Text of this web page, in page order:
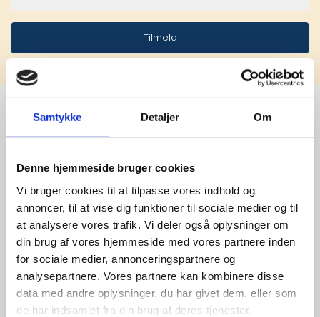
Samtykke Detaljer Om
Denne hjemmeside bruger cookies
Vi bruger cookies til at tilpasse vores indhold og
annoncer, til at vise dig funktioner til sociale medier og til
at analysere vores trafik. Vi deler også oplysninger om
din brug af vores hjemmeside med vores partnere inden
for sociale medier, annonceringspartnere og
analysepartnere. Vores partnere kan kombinere disse
data med andre oplysninger, du har givet dem, eller som
de har indsamlet fra din brug af deres tjenester.
Tilmeld
leverandører
giver større
udvalg
For at sikre høj kvalitet og stor
leveringssikkerhed samarbejder vi
med de største og mest